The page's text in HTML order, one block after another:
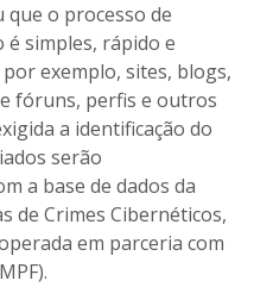
que o processo de
simples, rápido e
exemplo, sites, blogs,
fóruns, perfis e outros
a identificação do
serão
a base de dados da
de Crimes Cibernéticos,
em parceria com